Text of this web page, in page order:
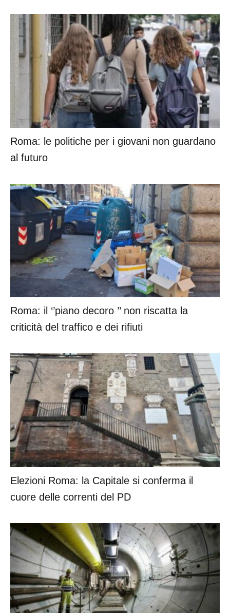
Roma: le politiche per i giovani non guardano
al futuro
Roma: il ‘’piano decoro ’’ non riscatta la
criticità del traffico e dei rifiuti
Elezioni Roma: la Capitale si conferma il
cuore delle correnti del PD